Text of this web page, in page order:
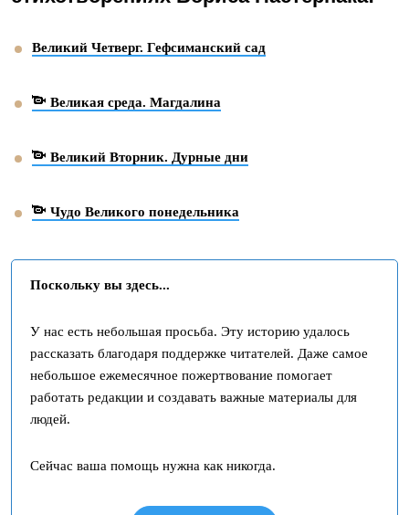
Великий Четверг. Гефсиманский сад
Великая среда. Магдалина
Великий Вторник. Дурные дни
Чудо Великого понедельника
Поскольку вы здесь...
У нас есть небольшая просьба. Эту историю удалось
рассказать благодаря поддержке читателей. Даже самое
небольшое ежемесячное пожертвование помогает
работать редакции и создавать важные материалы для
людей.
Сейчас ваша помощь нужна как никогда.